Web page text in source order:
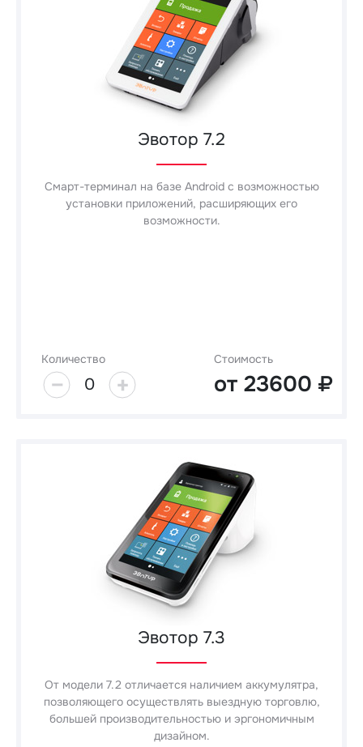
Эвотор 7.2
Смарт-терминал на базе Android с возможностью
установки приложений, расширяющих его
возможности.
Количество
0
Стоимость
от 23600
Эвотор 7.3
От модели 7.2 отличается наличием аккумулятра,
позволяющего осуществлять выездную торговлю,
большей производительностью и эргономичным
дизайном.